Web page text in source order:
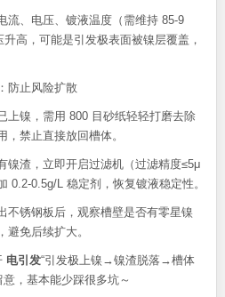
流、电压、镀液温度（需维持 85-9
高，可能是引发极表面被镍层覆盖，
防止风险扩散
上镍，需用 800 目砂纸轻轻打磨去除
禁止直接放回槽体。
镍渣，立即开启过滤机（过滤精度≤5μ
0.2-0.5g/L 稳定剂，恢复镀液稳定性。
不锈钢板后，观察槽壁是否有零星镍
避免后续扩大。
电引发“引发极上镍→镍渣脱落→槽体
，基本能少踩很多坑～